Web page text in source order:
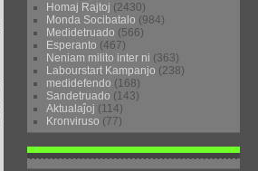
Homaj Rajtoj (2430)
Monda Socibatalo (984)
Medidetruado (566)
Esperanto (467)
Neniam milito inter ni (363)
Labourstart Kampanjo (238)
medidefendo (168)
Sandetruado (143)
Aktualaĵoj (114)
Kronviruso (77)